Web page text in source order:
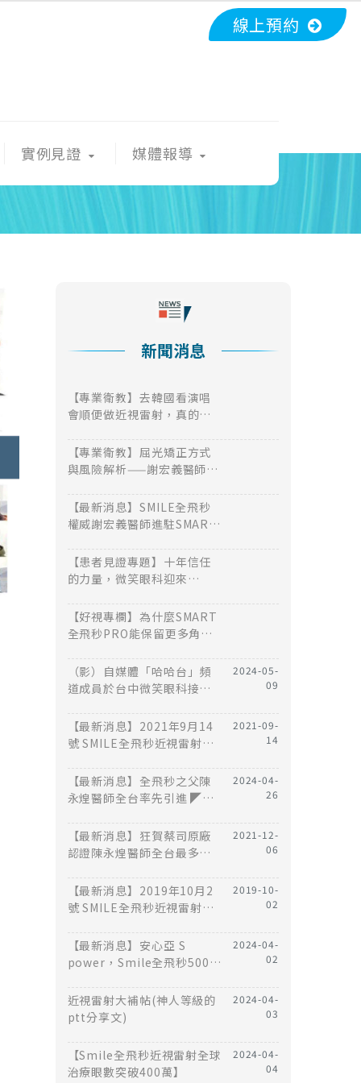
線上預約
實例見證 媒體報導
新聞消息
【專業衛教】去韓國看演唱
會順便做近視雷射，真的太
【專業衛教】屈光矯正方式
與風險解析——謝宏義醫師談
【最新消息】SMILE全飛秒
權威謝宏義醫師進駐SMART
中微笑眼科
【患者見證專題】十年信任
的力量，微笑眼科迎來
【好視專欄】為什麼SMART
全飛秒PRO能保留更多角
（影）自媒體「哈哈台」頻
道成員於台中微笑眼科接受
手術
2024-05-
09
【最新消息】2021年9月14
號 SMILE全飛秒近視雷射權
2021-09-
14
【最新消息】全飛秒之父陳
永煌醫師全台率先引進 ◤全
筆成功案例
2024-04-
26
【最新消息】狂賀蔡司原廠
認證陳永煌醫師全台最多
例眼睛
2021-12-
06
【最新消息】2019年10月2
號 SMILE全飛秒近視雷射權
2019-10-
02
【最新消息】安心亞 S
power，Smile全飛秒500萬
2024-04-
02
近視雷射大補帖(神人等級的
ptt分享文)
2024-04-
03
【Smile全飛秒近視雷射全球
治療眼數突破400萬】
2024-04-
04